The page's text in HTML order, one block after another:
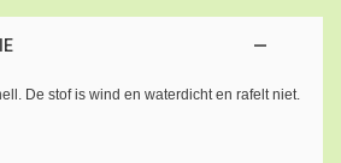
De stof is wind en waterdicht en rafelt niet.